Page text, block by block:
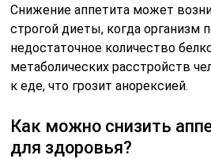
Снижение аппетита может
строгой диеты, когда организм
недостаточное количество
метаболических расстройств
к еде, что грозит анорексией.
Как можно снизить
для здоровья?